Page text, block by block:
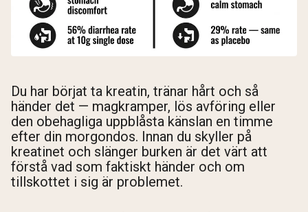
Du har börjat ta kreatin, tränar hårt och så
händer det — magkramper, lös avföring eller
den obehagliga uppblåsta känslan en timme
efter din morgondos. Innan du skyller på
kreatinet och slänger burken är det värt att
förstå vad som faktiskt händer och om
tillskottet i sig är problemet.